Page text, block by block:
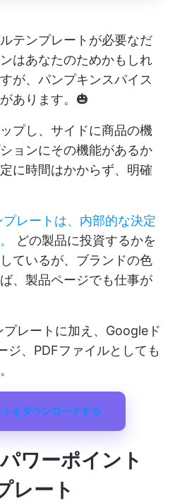
テンプレートが必要なだ
はあなたのためかもしれ
が、パンプキンスパイス
あります。🎃
プし、サイドに商品の機
ョンにその機能があるか
に時間はかからず、明確
プレートは、内部的な決定
どの製品に投資するかを
ているが、ブランドの色
、製品ページでも仕事が
レートに加え、Googleド
ジ、PDFファイルとしても
をダウンロードする
ワーポイント
レート